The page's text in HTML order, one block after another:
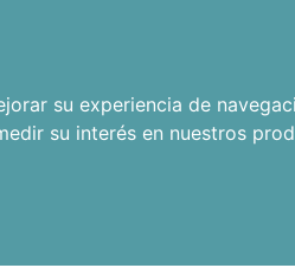
su experiencia de
su interés en nuestros